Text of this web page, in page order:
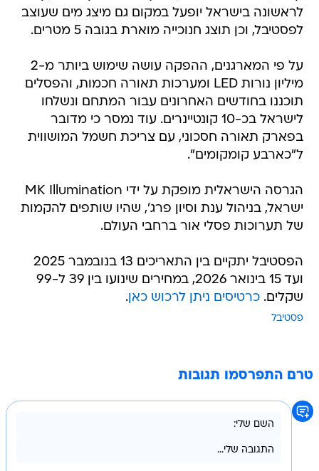
לראשונה בישראל יופעל במקום גם מיצג מים שעוצב
לפסטיבל, וכן תוצג חנוכייה מוארת בגובה 5 מטרים.
על פי המארגנים, ההפקה עושה שימוש ביותר מ-2
מיליון נורות LED ומערכות תאורה חכמות, והפסלים
תוכננו בחודשים האחרונים עבור המתחם ונשלחו
לישראל בכ-10 קונטיינרים. עוד נמסר כי מדובר
בפארק תאורה חסכוני, עם צריכת חשמל המושווית
ל"כארבע קומקומים".
הגרסה הישראלית מופקת על ידי MK Illumination
ישראל, בניהול ענת וסיון פרג', שהיו שותפים להקמות
של תערוכות פסלי אור ברחבי העולם.
הפסטיבל יתקיים בין התאריכים 13 בנובמבר 2025
ועד 15 בינואר 2026, במחירים שינועו בין 39 ל-99
שקלים.כרטיסים ניתן לרכוש כאן.
פסטיבל
טרם התפרסמו תגובות